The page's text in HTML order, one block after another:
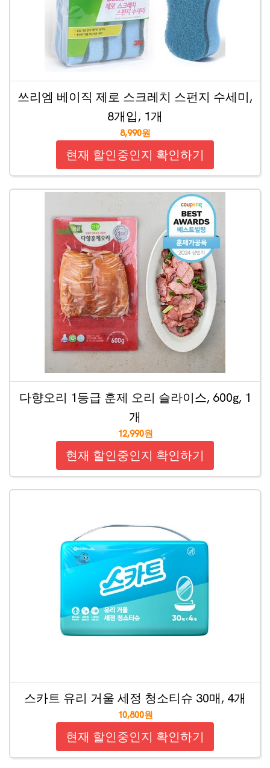
쓰리엠 베이직 제로 스크레치 스펀지 수세미,
8개입, 1개
8,990원
현재 할인중인지 확인하기
다향오리 1등급 훈제 오리 슬라이스, 600g, 1
개
12,990원
현재 할인중인지 확인하기
스카트 유리 거울 세정 청소티슈 30매, 4개
10,800원
현재 할인중인지 확인하기